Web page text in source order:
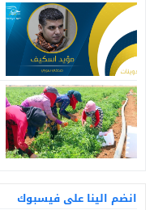
انضم الينا على فيسبوك